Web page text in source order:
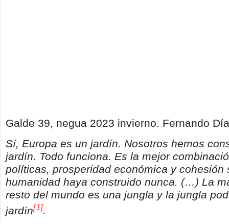
Galde 39, negua 2023 invierno. Fernando
Sí, Europa es un jardín. Nosotros hemos
jardín. Todo funciona. Es la mejor
políticas, prosperidad económica y cohesión
humanidad haya construido nunca. (…) La
resto del mundo es una jungla y la jungla
jardín[1].